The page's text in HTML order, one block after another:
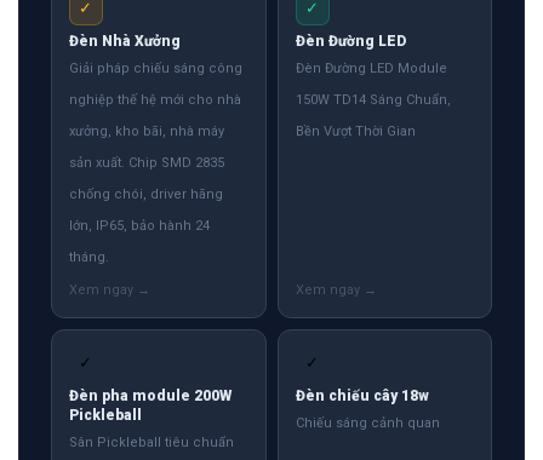
✓
Đèn Nhà Xưởng
Giải pháp chiếu sáng công
nghiệp thế hệ mới cho nhà
xưởng, kho bãi, nhà máy
sản xuất. Chip SMD 2835
chống chói, driver hãng
lớn, IP65, bảo hành 24
tháng.
✓
Đèn Đường LED
Đèn Đường LED Module
150W TD14 Sáng Chuẩn,
Bền Vượt Thời Gian
✓
Đèn pha module 200W
Pickleball
Sân Pickleball tiêu chuẩn
✓
Đèn chiếu cây 18w
Chiếu sáng cảnh quan